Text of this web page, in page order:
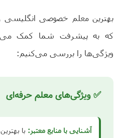
بهترین معلم خصوصی
که به پیشرفت شما کمک
ویژگی‌ها را بررسی می‌کنیم:
✅ ویژگی‌های معلم حرفه‌ای
آشنایی با منابع معتبر: با